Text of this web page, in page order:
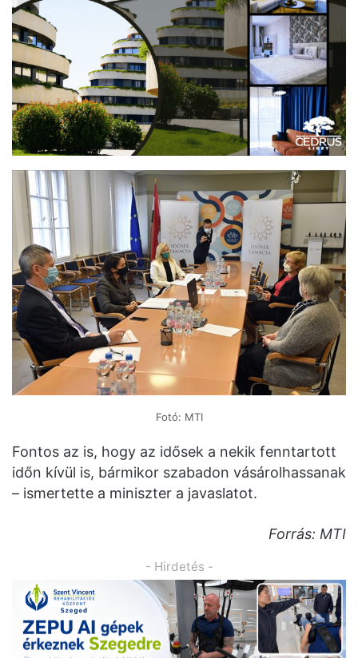
Fotó: MTI
Fontos az is, hogy az idősek a nekik fenntartott
időn kívül is, bármikor szabadon vásárolhassanak
– ismertette a miniszter a javaslatot.
Forrás: MTI
- Hirdetés -